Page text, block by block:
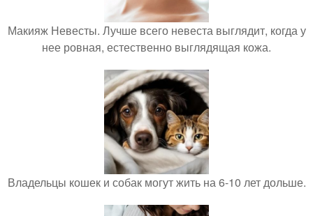
Макияж Невесты. Лучше всего невеста выглядит, когда у
нее ровная, естественно выглядящая кожа.
Владельцы кошек и собак могут жить на 6-10 лет дольше.